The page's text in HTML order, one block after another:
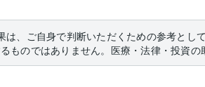
は、ご自身で判断いただくための参考とし
ものではありません。医療・法律・投資の